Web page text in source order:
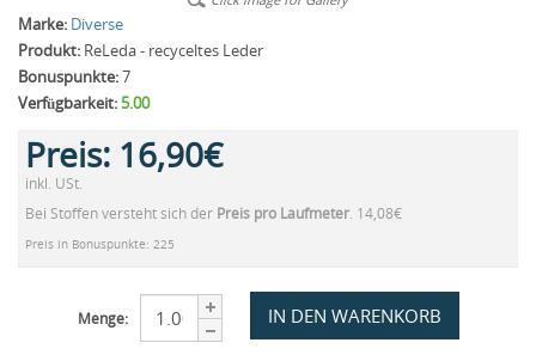
Marke: Diverse
Produkt: ReLeda - recyceltes Leder
Bonuspunkte:7
Verfügbarkeit:5.00
Preis: 16,90€
inkl. USt.
Bei Stoffen versteht sich der Preis pro Laufmeter. 14,08€
Preis in Bonuspunkte: 225
Menge: